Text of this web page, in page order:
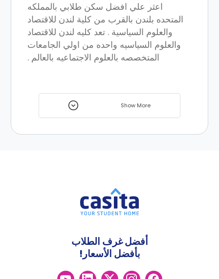
اعثر علي افضل سكن طلابي بالمملكه
المتحده بلندن بالقرب من كلية لندن للاقتصاد
والعلوم السياسية . تعد كليه لندن للاقتصاد
والعلوم السياسيه واحده من اولي الجامعات
المتخصصه بالعلوم الاجتماعيه بالعالم .
Show More
أفضل غرف الطلاب
بأفضل الأسعار!